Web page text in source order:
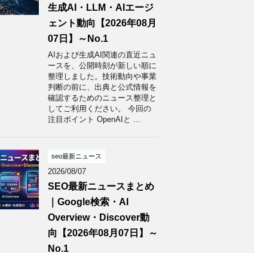
生成AI・LLM・AIエージ
ェント動向【2026年08月
07日】～No.1
AIおよび生成AI関連の直近ニュ
ースを、公開時刻が新しい順に
整理しました。技術動向や事業
判断の前に、出典と公式情報を
確認するためのニュース整理と
してご利用ください。 今回の
注目ポイント OpenAIと ...
seo最新ニュース
2026/08/07
SEO最新ニュースまとめ
｜Google検索・AI
Overview・Discover動
向【2026年08月07日】～
No.1